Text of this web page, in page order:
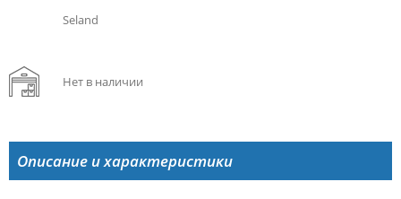
Seland
Нет в наличии
Описание и характеристики